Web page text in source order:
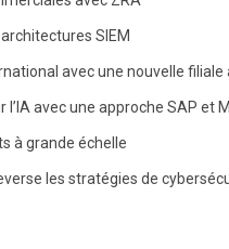
SIEM
avec une nouvelle filiale
avec une approche SAP et
à grande échelle
les stratégies de